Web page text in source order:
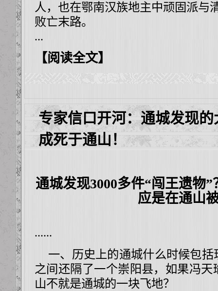
人，也在鄂南汉族地主中顽固派与
败亡末路。
...
【阅读全文】
专家信口开河：通城发现
成死于通山！
通城发现3000多件“闯王遗物
应是在通山
......
一、历史上的通城什么时候包
之间还隔了一个崇阳县，如果冯
山不就是通城的一块飞地？